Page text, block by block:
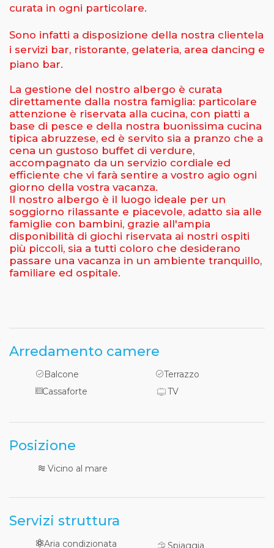
curata in ogni particolare.
Sono infatti a disposizione della nostra clientela
i servizi bar, ristorante, gelateria, area dancing e
piano bar.
La gestione del nostro albergo è curata
direttamente dalla nostra famiglia: particolare
attenzione è riservata alla cucina, con piatti a
base di pesce e della nostra buonissima cucina
tipica abruzzese, ed è servito sia a pranzo che a
cena un gustoso buffet di verdure,
accompagnato da un servizio cordiale ed
efficiente che vi farà sentire a vostro agio ogni
giorno della vostra vacanza.
Il nostro albergo è il luogo ideale per un
soggiorno rilassante e piacevole, adatto sia alle
famiglie con bambini, grazie all'ampia
disponibilità di giochi riservata ai nostri ospiti
più piccoli, sia a tutti coloro che desiderano
passare una vacanza in un ambiente tranquillo,
familiare ed ospitale.
Arredamento camere
Balcone
Cassaforte
Terrazzo
TV
Posizione
Vicino al mare
Servizi struttura
Aria condizionata Spiaggia